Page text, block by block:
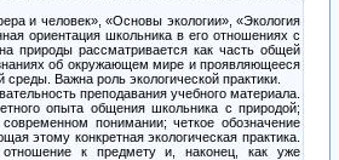
и человек», «Основы экологии», «Экология
ориентация школьника в его отношениях с
природы рассматривается как часть общей
об окружающем мире и проявляющееся
Важна роль экологической практики.
преподавания учебного материала.
опыта общения школьника с природой;
понимании; четкое обозначение
этому конкретная экологическая практика.
к предмету и, наконец, как уже